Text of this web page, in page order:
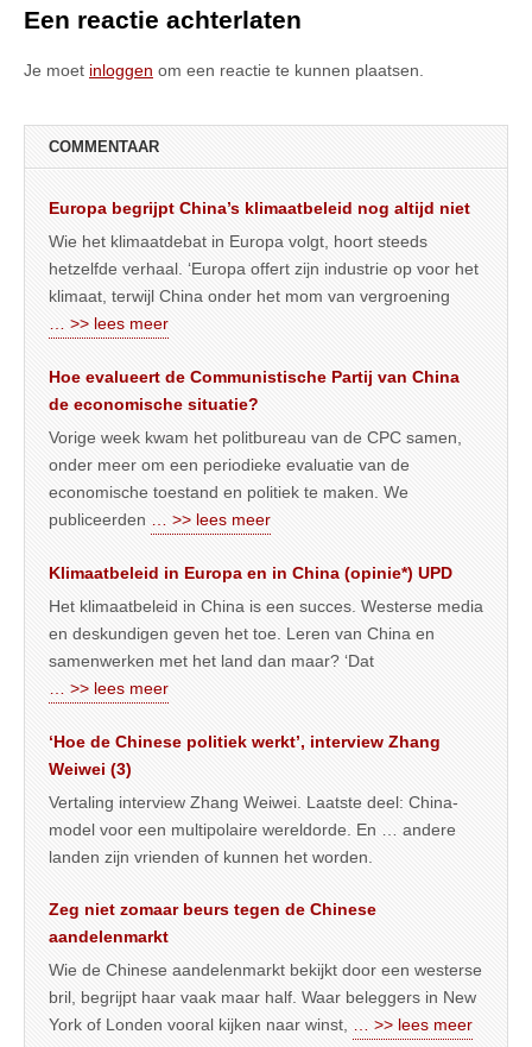
Een reactie achterlaten
Je moet inloggen om een reactie te kunnen plaatsen.
COMMENTAAR
Europa begrijpt China’s klimaatbeleid nog altijd niet
Wie het klimaatdebat in Europa volgt, hoort steeds
hetzelfde verhaal. ‘Europa offert zijn industrie op voor het
klimaat, terwijl China onder het mom van vergroening
… >> lees meer
Hoe evalueert de Communistische Partij van China
de economische situatie?
Vorige week kwam het politbureau van de CPC samen,
onder meer om een periodieke evaluatie van de
economische toestand en politiek te maken. We
publiceerden
… >> lees meer
Klimaatbeleid in Europa en in China (opinie*) UPD
Het klimaatbeleid in China is een succes. Westerse media
en deskundigen geven het toe. Leren van China en
samenwerken met het land dan maar? ‘Dat
… >> lees meer
‘Hoe de Chinese politiek werkt’, interview Zhang
Weiwei (3)
Vertaling interview Zhang Weiwei. Laatste deel: China-
model voor een multipolaire wereldorde. En … andere
landen zijn vrienden of kunnen het worden.
Zeg niet zomaar beurs tegen de Chinese
aandelenmarkt
Wie de Chinese aandelenmarkt bekijkt door een westerse
bril, begrijpt haar vaak maar half. Waar beleggers in New
York of Londen vooral kijken naar winst,
… >> lees meer